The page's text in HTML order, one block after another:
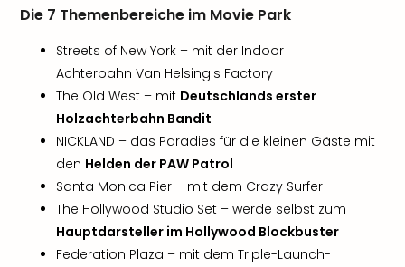
Die 7 Themenbereiche im Movie Park
Streets of New York – mit der Indoor
Achterbahn Van Helsing's Factory
The Old West – mit Deutschlands erster
Holzachterbahn Bandit
NICKLAND – das Paradies für die kleinen Gäste mit
den Helden der PAW Patrol
Santa Monica Pier – mit dem Crazy Surfer
The Hollywood Studio Set – werde selbst zum
Hauptdarsteller im Hollywood Blockbuster
Federation Plaza – mit dem Triple-Launch-